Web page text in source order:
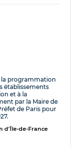
la programmation
établissements
et à la
par la Maire de
de Paris pour
d’Île-de-France